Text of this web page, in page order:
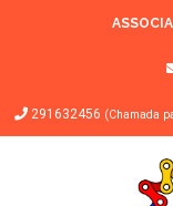
291632456 (Chamada